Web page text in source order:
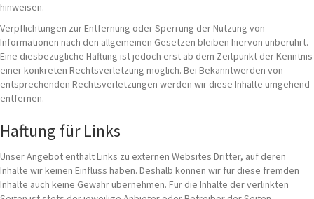
hinweisen.
Verpflichtungen zur Entfernung oder Sperrung der Nutzung von
Informationen nach den allgemeinen Gesetzen bleiben hiervon unberührt.
Eine diesbezügliche Haftung ist jedoch erst ab dem Zeitpunkt der Kenntnis
einer konkreten Rechtsverletzung möglich. Bei Bekanntwerden von
entsprechenden Rechtsverletzungen werden wir diese Inhalte umgehend
entfernen.
Haftung für Links
Unser Angebot enthält Links zu externen Websites Dritter, auf deren
Inhalte wir keinen Einfluss haben. Deshalb können wir für diese fremden
Inhalte auch keine Gewähr übernehmen. Für die Inhalte der verlinkten